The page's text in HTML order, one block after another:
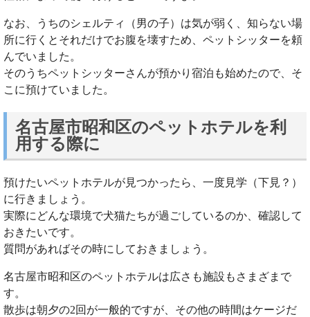
なお、うちのシェルティ（男の子）は気が弱く、知らない場
所に行くとそれだけでお腹を壊すため、ペットシッターを頼
んでいました。
そのうちペットシッターさんが預かり宿泊も始めたので、そ
こに預けていました。
名古屋市昭和区のペットホテルを利
用する際に
預けたいペットホテルが見つかったら、一度見学（下見？）
に行きましょう。
実際にどんな環境で犬猫たちが過ごしているのか、確認して
おきたいです。
質問があればその時にしておきましょう。
名古屋市昭和区のペットホテルは広さも施設もさまざまで
す。
散歩は朝夕の2回が一般的ですが、その他の時間はケージだ